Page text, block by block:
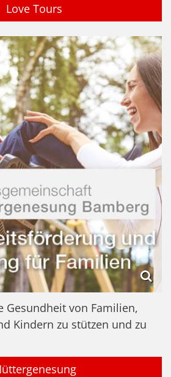
Love Tours
Gesundheit von Familien,
Kindern zu stützen und zu